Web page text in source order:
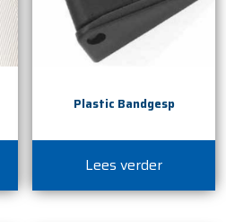
Plastic Bandgesp
Lees verder